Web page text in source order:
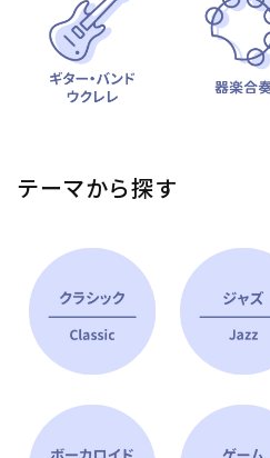
テーマから探す